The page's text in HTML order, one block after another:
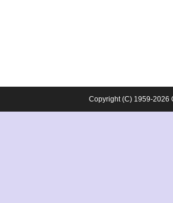
Copyright (C) 1959-2026